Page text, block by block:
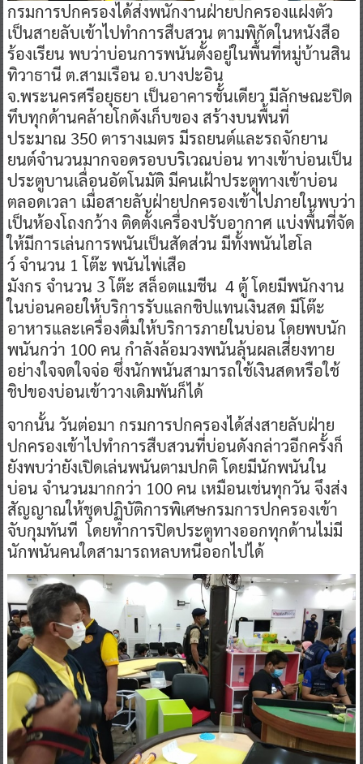
กรมการปกครองได้ส่งพนักงานฝ่ายปกครองแฝงตัว
เป็นสายลับเข้าไปทำการสืบสวน ตามพิกัดในหนังสือ
ร้องเรียน พบว่าบ่อนการพนันตั้งอยู่ในพื้นที่หมู่บ้านสิน
ทิวาธานี ต.สามเรือน อ.บางปะอิน
จ.พระนครศรีอยุธยา เป็นอาคารชั้นเดียว มีลักษณะปิด
ทึบทุกด้านคล้ายโกดังเก็บของ สร้างบนพื้นที่
ประมาณ 350 ตารางเมตร มีรถยนต์และรถจักยาน
ยนต์จำนวนมากจอดรอบบริเวณบ่อน ทางเข้าบ่อนเป็น
ประตูบานเลื่อนอัตโนมัติ มีคนเฝ้าประตูทางเข้าบ่อน
ตลอดเวลา เมื่อสายลับฝ่ายปกครองเข้าไปภายในพบว่า
เป็นห้องโถงกว้าง ติดตั้งเครื่องปรับอากาศ แบ่งพื้นที่จัด
ให้มีการเล่นการพนันเป็นสัดส่วน มีทั้งพนันไฮโล
ว์ จำนวน 1 โต๊ะ พนันไพ่เสือ
มังกร จำนวน 3 โต๊ะ สล็อตแมชีน 4 ตู้ โดยมีพนักงาน
ในบ่อนคอยให้บริการรับแลกชิปแทนเงินสด มีโต๊ะ
อาหารและเครื่องดื่มให้บริการภายในบ่อน โดยพบนัก
พนันกว่า 100 คน กำลังล้อมวงพนันลุ้นผลเสี่ยงทาย
อย่างใจจดใจจ่อ ซึ่งนักพนันสามารถใช้เงินสดหรือใช้
ชิปของบ่อนเข้าวางเดิมพันก็ได้
จากนั้น วันต่อมา กรมการปกครองได้ส่งสายลับฝ่าย
ปกครองเข้าไปทำการสืบสวนที่บ่อนดังกล่าวอีกครั้งก็
ยังพบว่ายังเปิดเล่นพนันตามปกติ โดยมีนักพนันใน
บ่อน จำนวนมากกว่า 100 คน เหมือนเช่นทุกวัน จึงส่ง
สัญญาณให้ชุดปฏิบัติการพิเศษกรมการปกครองเข้า
จับกุมทันที โดยทำการปิดประตูทางออกทุกด้านไม่มี
นักพนันคนใดสามารถหลบหนีออกไปได้